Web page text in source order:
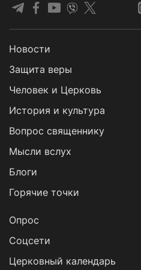
Новости
Защита веры
Человек и Церковь
История и культура
Вопрос священнику
Мысли вслух
Блоги
Горячие точки
Опрос
Cоцсети
Церковный календарь